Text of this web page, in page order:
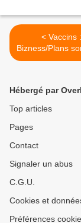
< Vaccins : Les
Bizness/Plans
(Un peu
Hébergé par
Top articles
Pages
Contact
Signaler un abus
C.G.U.
Cookies et
Préférences